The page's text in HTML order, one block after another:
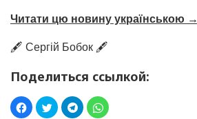
Читати цю новину українською →
🖋️ Сергій Бобок 🖋️
Поделиться ссылкой: